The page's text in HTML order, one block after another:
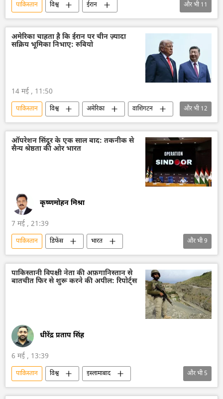
पाकिस्तान विश्व
ईरान
अमेरिका-इजराइल-ईरान युद्ध
अमेरिका
वाशिंगटन
वाशिंगटन डीसी
व्हाइट हाउस
युद्धपोत
डॉनल्ड ट्रम्प
और भी11
अमेरिका चाहता है कि ईरान पर चीन ज़्यादा
सक्रिय भूमिका निभाए: रुबियो
14 मई , 11:50
पाकिस्तान विश्व अमेरिका
वाशिंगटन
वाशिंगटन डीसी
व्हाइट हाउस
डॉनल्ड ट्रम्प
चीन
शी जिनपिंग
द्विपक्षीय रिश्ते
और भी12
ऑपरेशन सिंदूर के एक साल बाद: तकनीक से
सैन्य श्रेष्ठता की ओर भारत
कृष्णमोहन मिश्रा
7 मई , 21:39
पाकिस्तान डिफेंस
भारत
आत्मनिर्भर भारत
भारत का विकास
भारत सरकार
सैन्य तकनीक
और भी9
पाकिस्तानी विपक्षी नेता की अफ़गानिस्तान से
बातचीत फिर से शुरू करने की अपील: रिपोर्ट्स
धीरेंद्र प्रताप सिंह
6 मई , 13:39
पाकिस्तान विश्व
इस्लामाबाद
अफगानिस्तान
अफ़ग़ानिस्तान
और भी5